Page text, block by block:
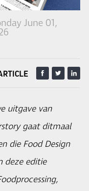
June 01,
uitgave van
gaat ditmaal
die Food Design
deze editie